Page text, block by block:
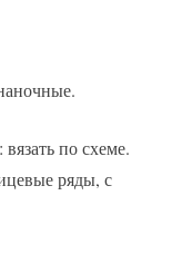
по схеме.
ряды, с